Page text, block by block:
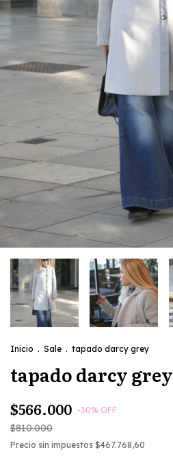
Inicio . Sale . tapado darcy grey
tapado darcy grey
$566.000 -30% OFF
$810.000
Precio sin impuestos $467.768,60